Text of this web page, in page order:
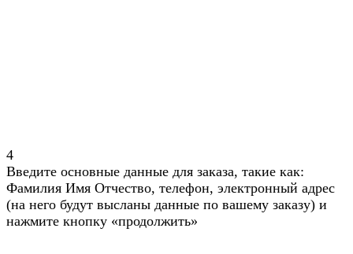
4
Введите основные данные для заказа, такие как:
Фамилия Имя Отчество, телефон, электронный адрес
(на него будут высланы данные по вашему заказу) и
нажмите кнопку «продолжить»